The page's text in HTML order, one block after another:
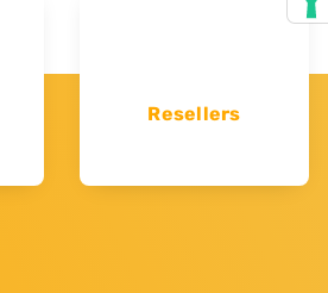
Resellers